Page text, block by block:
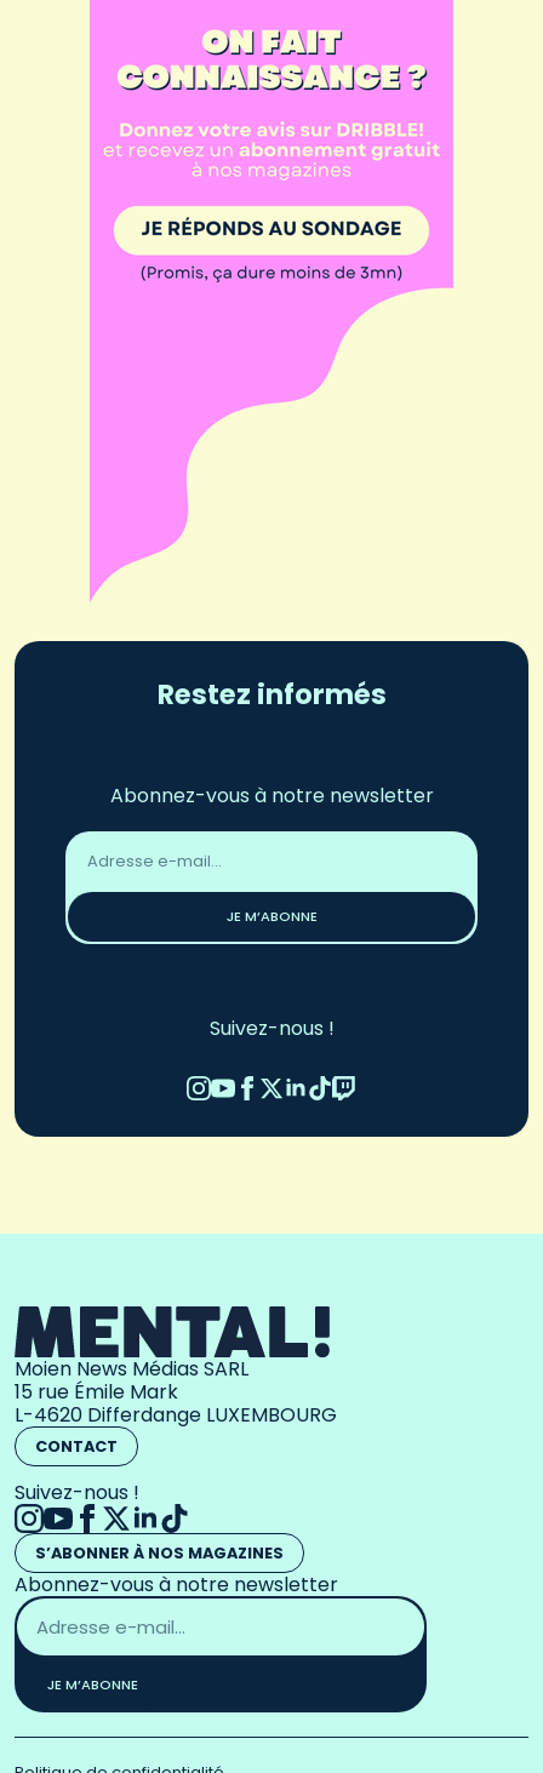
Restez informés
Abonnez-vous à notre newsletter
Adresse
email
JE M’ABONNE
Suivez-nous !
Moien News Médias SARL
15 rue Émile Mark
L-4620 Differdange LUXEMBOURG
CONTACT
Suivez-nous !
S’ABONNER À NOS MAGAZINES
Abonnez-vous à notre newsletter
Adresse
email
*
JE M’ABONNE